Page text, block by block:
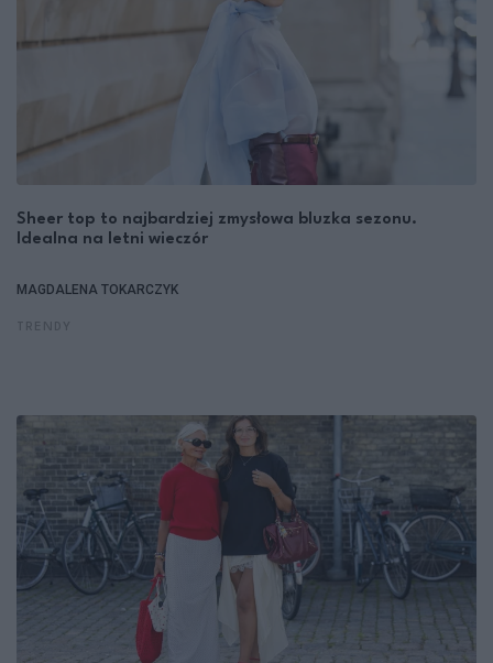
Sheer top to najbardziej zmysłowa bluzka sezonu.
Idealna na letni wieczór
MAGDALENA TOKARCZYK